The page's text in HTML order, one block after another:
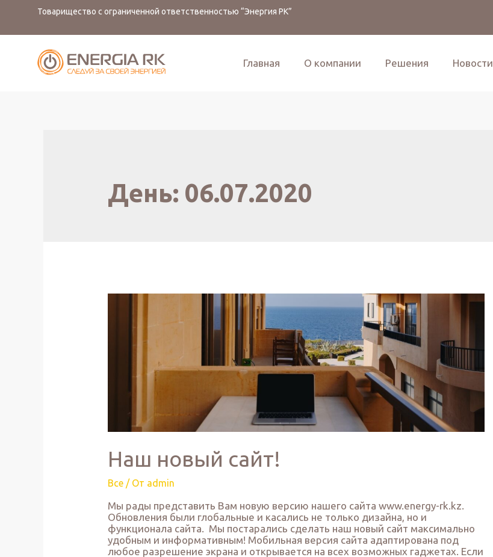
Товарищество с ограниченной ответственностью “Энергия РК”
Главная О компании Решения Новости
День: 06.07.2020
Наш новый сайт!
Все/ От admin
Мы рады представить Вам новую версию нашего сайта www.energy-rk.kz.
Обновления были глобальные и касались не только дизайна, но и
функционала сайта. Мы постарались сделать наш новый сайт максимально
удобным и информативным! Мобильная версия сайта адаптирована под
любое разрешение экрана и открывается на всех возможных гаджетах. Если